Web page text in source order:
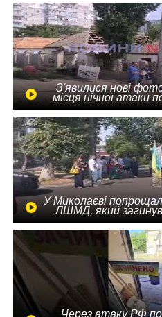
З'явилися нові
місця нічної атаки
У Миколаєві
ЛШМД, який
Через атаку РФ